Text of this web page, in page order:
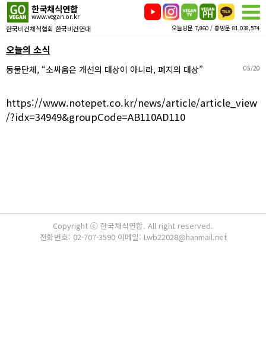
한국채식연합
www.vegan.or.kr
한국비건채식협회 한국비건연대 오늘방문 7,860 / 총방문 81,038,574
오늘의 소식
동물단체, “소싸움은 개선의 대상이 아니라, 폐지의 대상” 05/20
https://www.notepet.co.kr/news/article/article_view
/?idx=34949&groupCode=AB110AD110
Copyright ⓒ 한국채식연합. All right reserved.
전화번호: 02-707-3590 이메일: Lwb22028@hanmail.net